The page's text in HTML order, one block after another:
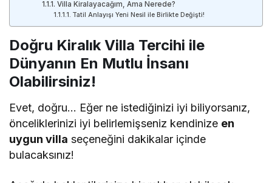
Villa Kiralayacağım, Ama Nerede?
Tatil Anlayışı Yeni Nesil ile Birlikte Değişti!
Doğru Kiralık Villa Tercihi ile
Dünyanın En Mutlu İnsanı
Olabilirsiniz!
Evet, doğru… Eğer ne istediğinizi iyi biliyorsanız,
önceliklerinizi iyi belirlemişseniz kendinize en
uygun villa seçeneğini dakikalar içinde
bulacaksınız!